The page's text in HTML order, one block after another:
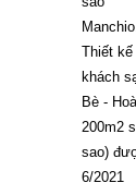
Thiết
khách
Bè -
200m2
sao)
6/2021